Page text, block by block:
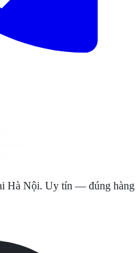
Hà Nội. Uy tín — đúng hàng